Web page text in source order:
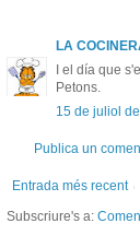
LA
I el día que
Petons.
15 de juliol
Publica un
Entrada més recent
Subscriure's a: